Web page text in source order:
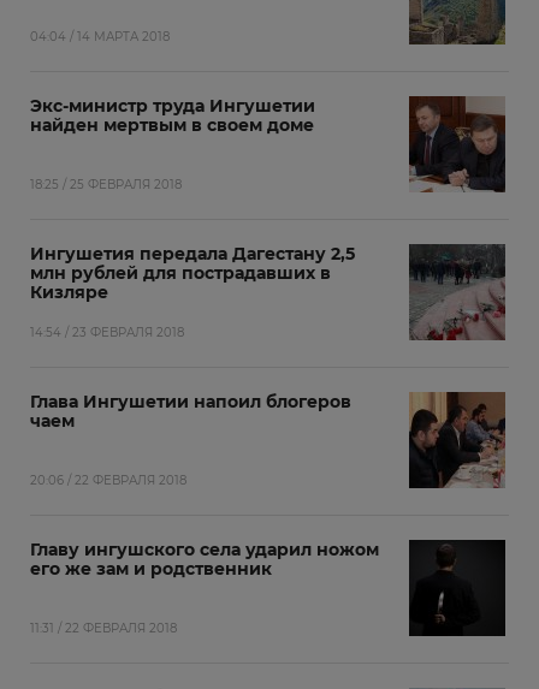
04:04 / 14 МАРТА 2018
Экс-министр труда Ингушетии
найден мертвым в своем доме
18:25 / 25 ФЕВРАЛЯ 2018
Ингушетия передала Дагестану 2,5
млн рублей для пострадавших в
Кизляре
14:54 / 23 ФЕВРАЛЯ 2018
Глава Ингушетии напоил блогеров
чаем
20:06 / 22 ФЕВРАЛЯ 2018
Главу ингушского села ударил ножом
его же зам и родственник
11:31 / 22 ФЕВРАЛЯ 2018